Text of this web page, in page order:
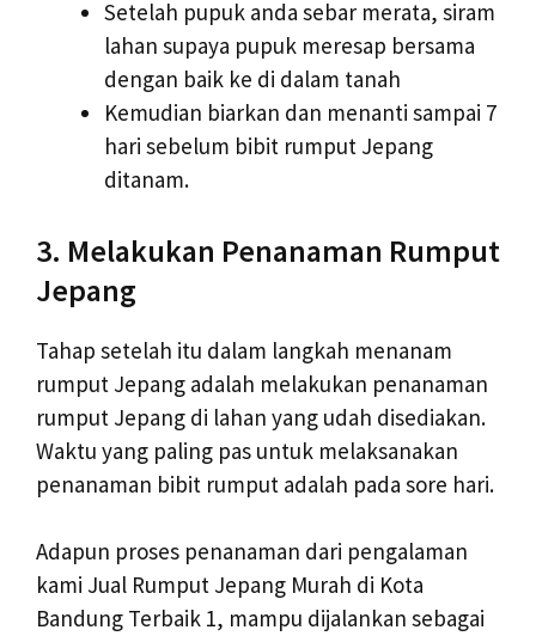
Setelah pupuk anda sebar merata, siram
lahan supaya pupuk meresap bersama
dengan baik ke di dalam tanah
Kemudian biarkan dan menanti sampai 7
hari sebelum bibit rumput Jepang
ditanam.
3. Melakukan Penanaman Rumput
Jepang
Tahap setelah itu dalam langkah menanam
rumput Jepang adalah melakukan penanaman
rumput Jepang di lahan yang udah disediakan.
Waktu yang paling pas untuk melaksanakan
penanaman bibit rumput adalah pada sore hari.
Adapun proses penanaman dari pengalaman
kami Jual Rumput Jepang Murah di Kota
Bandung Terbaik 1, mampu dijalankan sebagai